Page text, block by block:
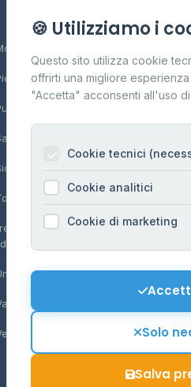
Alto
d'Aosta
Contatti
Per gestori
Informazioni
Privacy Policy
Cookie Policy
Mappa del
Contattaci
🍪 Utilizziamo i
Questo sito utilizza cookie
offrirti una migliore
"Accetta" acconsenti all'uso
Cookie tecnici
Cookie analitici
Cookie di marketing
Solo
Salva